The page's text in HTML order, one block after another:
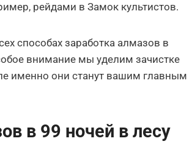
рейдами в Замок культистов.
способах заработка алмазов в
внимание мы уделим зачистке
именно они станут вашим главным
в 99 ночей в лесу